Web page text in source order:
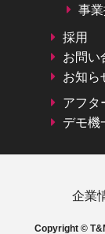
事
採用
お問い
お知ら
アフタ
デモ機
企業
Copyright ©